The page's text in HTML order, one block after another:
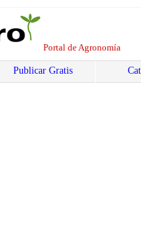
Portal de Agronomía
Publicar Gratis